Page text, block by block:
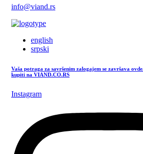
info@viand.rs
english
srpski
Vaša potraga za savršenim zalogajem se završava
kupiti na VIAND.CO.RS
Instagram